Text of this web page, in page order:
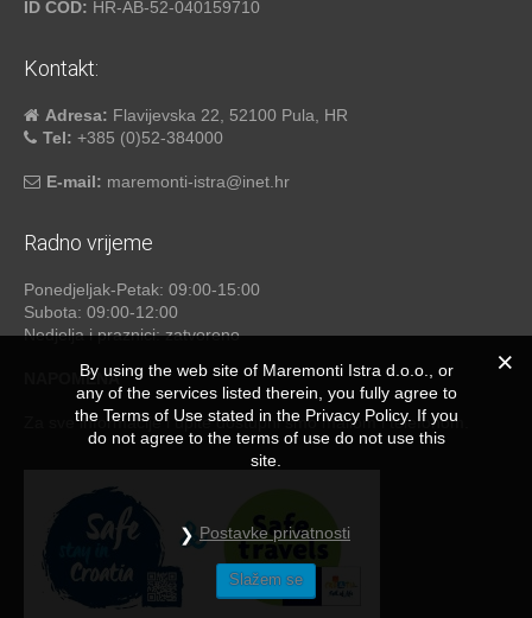
ID COD: HR-AB-52-040159710
Kontakt:
Adresa: Flavijevska 22, 52100 Pula, HR
Tel: +385 (0)52-384000
E-mail: maremonti-istra@inet.hr
Radno vrijeme
Ponedjeljak-Petak: 09:00-15:00
Subota: 09:00-12:00
Nedjelja i praznici: zatvoreno
NAPOMENA
Za sve informacije i upite dostupni smo mailom i telefonom.
By using the web site of Maremonti Istra d.o.o., or
any of the services listed therein, you fully agree to
the Terms of Use stated in the Privacy Policy. If you
do not agree to the terms of use do not use this
site.
Postavke privatnosti
Slažem se